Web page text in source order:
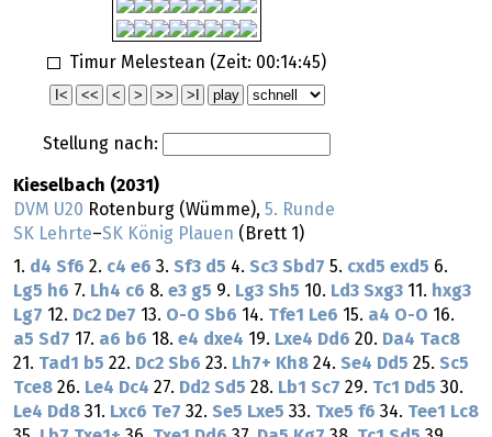
Timur Melestean (Zeit: 00:14:45)
Stellung nach:
Kieselbach (2031)
DVM U20 Rotenburg (Wümme), 5. Runde
SK Lehrte–SK König Plauen (Brett 1)
1. d4 Sf6 2. c4 e6 3. Sf3 d5 4. Sc3 Sbd7 5. cxd5 exd5 6.
Lg5 h6 7. Lh4 c6 8. e3 g5 9. Lg3 Sh5 10. Ld3 Sxg3 11. hxg3
Lg7 12. Dc2 De7 13. O-O Sb6 14. Tfe1 Le6 15. a4 O-O 16.
a5 Sd7 17. a6 b6 18. e4 dxe4 19. Lxe4 Dd6 20. Da4 Tac8
21. Tad1 b5 22. Dc2 Sb6 23. Lh7+ Kh8 24. Se4 Dd5 25. Sc5
Tce8 26. Le4 Dc4 27. Dd2 Sd5 28. Lb1 Sc7 29. Tc1 Dd5 30.
Le4 Dd8 31. Lxc6 Te7 32. Se5 Lxe5 33. Txe5 f6 34. Tee1 Lc8